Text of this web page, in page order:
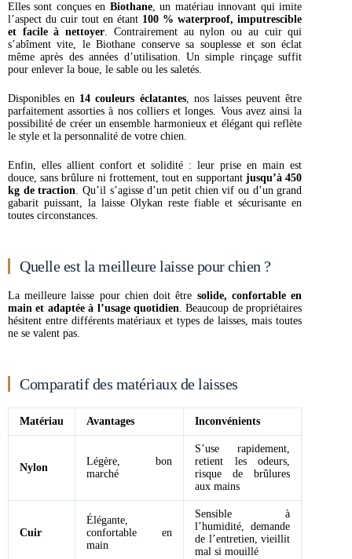
Elles sont conçues en Biothane, un matériau innovant qui imite
l’aspect du cuir tout en étant 100 % waterproof, imputrescible
et facile à nettoyer. Contrairement au nylon ou au cuir qui
s’abîment vite, le Biothane conserve sa souplesse et son éclat
même après des années d’utilisation. Un simple rinçage suffit
pour enlever la boue, le sable ou les saletés.
Disponibles en 14 couleurs éclatantes, nos laisses peuvent être
parfaitement assorties à nos colliers et longes. Vous avez ainsi la
possibilité de créer un ensemble harmonieux et élégant qui reflète
le style et la personnalité de votre chien.
Enfin, elles allient confort et solidité : leur prise en main est
douce, sans brûlure ni frottement, tout en supportant jusqu’à 450
kg de traction. Qu’il s’agisse d’un petit chien vif ou d’un grand
gabarit puissant, la laisse Olykan reste fiable et sécurisante en
toutes circonstances.
Quelle est la meilleure laisse pour chien ?
La meilleure laisse pour chien doit être solide, confortable en
main et adaptée à l’usage quotidien. Beaucoup de propriétaires
hésitent entre différents matériaux et types de laisses, mais toutes
ne se valent pas.
Comparatif des matériaux de laisses
Matériau Avantages Inconvénients
Nylon
Légère, bon
marché
S’use rapidement,
retient les odeurs,
risque de brûlures
aux mains
Cuir
Élégante,
confortable en
main
Sensible à
l’humidité, demande
de l’entretien, vieillit
mal si mouillé